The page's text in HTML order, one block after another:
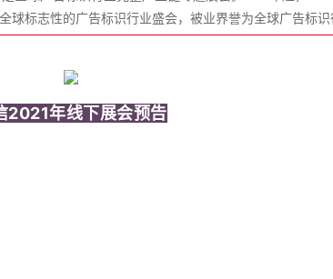
标志性的广告标识行业盛会，被业界誉为全球广告标识
2021年线下展会预告